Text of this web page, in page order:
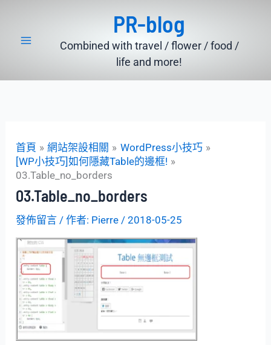
PR-blog
Combined with travel / flower / food /
life and more!
首頁 網站架設相關
WordPress小技巧
[WP小技巧]如何隱藏Table的邊框!
03.Table_no_borders
03.Table_no_borders
發佈留言 / 作者: Pierre /2018-05-25